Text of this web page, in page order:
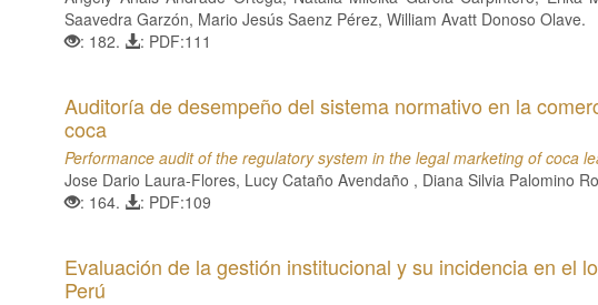
Saavedra Garzón, Mario Jesús Saenz Pérez, William Avatt Donoso Olave.
: 182.
: PDF:111
Auditoría de desempeño del sistema normativo en la
coca
Performance audit of the regulatory system in the legal marketing of coca
Jose Dario Laura-Flores, Lucy Cataño Avendaño , Diana Silvia Palomino
: 164.
: PDF:109
Evaluación de la gestión institucional y su incidencia en el
Perú